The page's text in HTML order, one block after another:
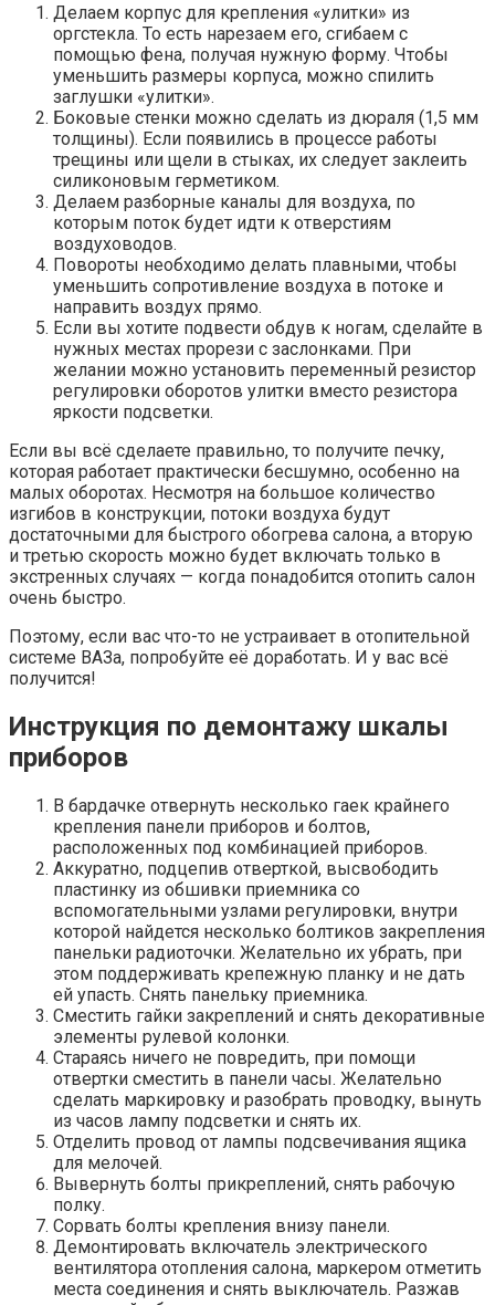
Делаем корпус для крепления «улитки» из
оргстекла. То есть нарезаем его, сгибаем с
помощью фена, получая нужную форму. Чтобы
уменьшить размеры корпуса, можно спилить
заглушки «улитки».
Боковые стенки можно сделать из дюраля (1,5 мм
толщины). Если появились в процессе работы
трещины или щели в стыках, их следует заклеить
силиконовым герметиком.
Делаем разборные каналы для воздуха, по
которым поток будет идти к отверстиям
воздуховодов.
Повороты необходимо делать плавными, чтобы
уменьшить сопротивление воздуха в потоке и
направить воздух прямо.
Если вы хотите подвести обдув к ногам, сделайте в
нужных местах прорези с заслонками. При
желании можно установить переменный резистор
регулировки оборотов улитки вместо резистора
яркости подсветки.
Если вы всё сделаете правильно, то получите печку,
которая работает практически бесшумно, особенно на
малых оборотах. Несмотря на большое количество
изгибов в конструкции, потоки воздуха будут
достаточными для быстрого обогрева салона, а вторую
и третью скорость можно будет включать только в
экстренных случаях — когда понадобится отопить салон
очень быстро.
Поэтому, если вас что-то не устраивает в отопительной
системе ВАЗа, попробуйте её доработать. И у вас всё
получится!
Инструкция по демонтажу шкалы
приборов
В бардачке отвернуть несколько гаек крайнего
крепления панели приборов и болтов,
расположенных под комбинацией приборов.
Аккуратно, подцепив отверткой, высвободить
пластинку из обшивки приемника со
вспомогательными узлами регулировки, внутри
которой найдется несколько болтиков закрепления
панельки радиоточки. Желательно их убрать, при
этом поддерживать крепежную планку и не дать
ей упасть. Снять панельку приемника.
Сместить гайки закреплений и снять декоративные
элементы рулевой колонки.
Стараясь ничего не повредить, при помощи
отвертки сместить в панели часы. Желательно
сделать маркировку и разобрать проводку, вынуть
из часов лампу подсветки и снять их.
Отделить провод от лампы подсвечивания ящика
для мелочей.
Вывернуть болты прикреплений, снять рабочую
полку.
Сорвать болты крепления внизу панели.
Демонтировать включатель электрического
вентилятора отопления салона, маркером отметить
места соединения и снять выключатель. Разжав